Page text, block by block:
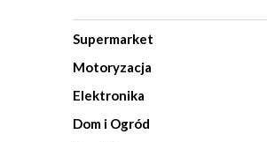
Supermarket
Motoryzacja
Elektronika
Dom i Ogród